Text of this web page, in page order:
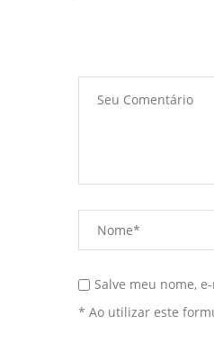
Salve meu nome,
* Ao utilizar este